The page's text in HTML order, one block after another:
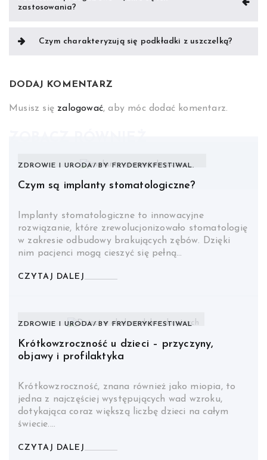
wpisu
zastosowania?
Czym charakteryzują się podkładki z uszczelką?
DODAJ KOMENTARZ
Musisz się zalogować, aby móc dodać komentarz.
ZDROWIE I URODA BYFRYDERYKFESTIWAL.
Czym są implanty stomatologiczne?
Implanty stomatologiczne to innowacyjne
rozwiązanie, które zrewolucjonizowało stomatologię
w zakresie odbudowy brakujących zębów. Dzięki
nim pacjenci mogą cieszyć się pełną…
CZYTAJ DALEJ
ZDROWIE I URODA BYFRYDERYKFESTIWAL
Krótkowzroczność u dzieci – przyczyny,
objawy i profilaktyka
Krótkowzroczność, znana również jako miopia, to
jedna z najczęściej występujących wad wzroku,
dotykająca coraz większą liczbę dzieci na całym
świecie.…
CZYTAJ DALEJ